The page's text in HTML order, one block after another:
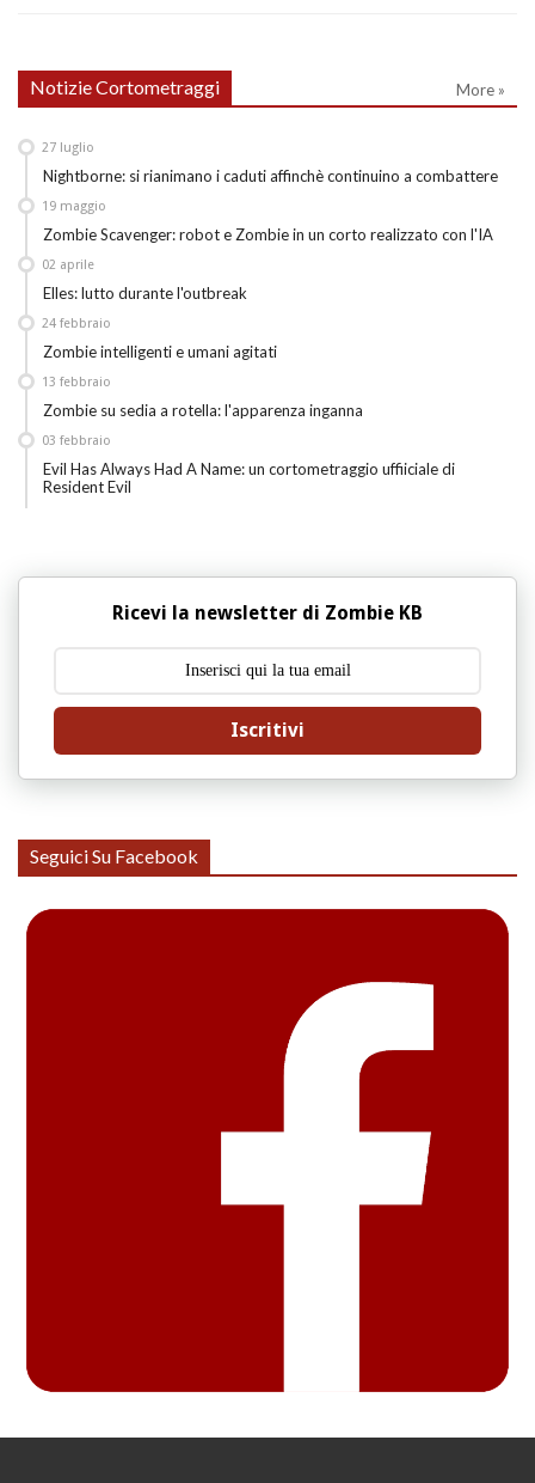
Notizie Cortometraggi More »
Nightborne: si rianimano i caduti affinchè continuino a combattere
27 luglio
Zombie Scavenger: robot e Zombie in un corto realizzato con l'IA
19 maggio
Elles: lutto durante l'outbreak
02 aprile
Zombie intelligenti e umani agitati
24 febbraio
Zombie su sedia a rotella: l'apparenza inganna
13 febbraio
Evil Has Always Had A Name: un cortometraggio uffiiciale di
Resident Evil
03 febbraio
Ricevi la newsletter di Zombie KB
Iscritivi
Seguici Su Facebook